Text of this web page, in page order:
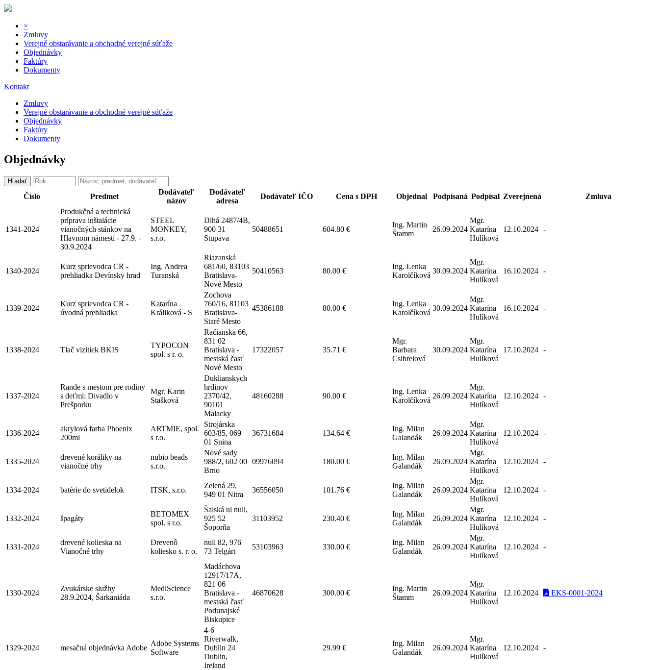
×
Zmluvy
Verejné obstarávanie a obchodné verejné súťaže
Objednávky
Faktúry
Dokumenty
Kontakt
Zmluvy
Verejné obstarávanie a obchodné verejné súťaže
Objednávky
Faktúry
Dokumenty
Objednávky
Hľadať
Číslo Predmet
Dodávateľ
názov
Dodávateľ
adresa
Dodávateľ IČO Cena s DPH Objednal Podpísaná Podpísal Zverejnená Zmluva
1341-2024
Produkčná a technická
príprava inštalácie
vianočných stánkov na
Hlavnom námestí - 27.9. -
30.9.2024
STEEL
MONKEY,
s.r.o.
Dlhá 2487/4B,
900 31
Stupava
50488651 604.80 €
Ing. Martin
Štamm
26.09.2024
Mgr.
Katarína
Hulíková
12.10.2024 -
1340-2024
Kurz sprievodca CR -
prehliadka Devínsky hrad
Ing. Andrea
Turanská
Riazanská
681/60, 83103
Bratislava-
Nové Mesto
50410563 80.00 €
Ing. Lenka
Karolčíková
30.09.2024
Mgr.
Katarína
Hulíková
16.10.2024 -
1339-2024
Kurz sprievodca CR -
úvodná prehliadka
Katarína
Králiková - S
Zochova
760/16, 81103
Bratislava-
Staré Mesto
45386188 80.00 €
Ing. Lenka
Karolčíková
30.09.2024
Mgr.
Katarína
Hulíková
16.10.2024 -
1338-2024 Tlač vizitiek BKIS
TYPOCON
spol. s r. o.
Račianska 66,
831 02
Bratislava -
mestská časť
Nové Mesto
17322057 35.71 €
Mgr.
Barbara
Csibreiová
30.09.2024
Mgr.
Katarína
Hulíková
17.10.2024 -
1337-2024
Rande s mestom pre rodiny
s deťmi: Divadlo v
Prešporku
Mgr. Karin
Stašková
Duklianskych
hrdinov
2370/42,
90101
Malacky
48160288 90.00 €
Ing. Lenka
Karolčíková
26.09.2024
Mgr.
Katarína
Hulíková
12.10.2024 -
1336-2024
akrylová farba Phoenix
200ml
ARTMIE, spol.
s r.o.
Strojárska
603/85, 069
01 Snina
36731684 134.64 €
Ing. Milan
Galandák
26.09.2024
Mgr.
Katarína
Hulíková
12.10.2024 -
1335-2024
drevené koráliky na
vianočné trhy
nubio beads
s.r.o.
Nové sady
988/2, 602 00
Brno
09976094 180.00 €
Ing. Milan
Galandák
26.09.2024
Mgr.
Katarína
Hulíková
12.10.2024 -
1334-2024 batérie do svetidelok ITSK, s.r.o.
Zelená 29,
949 01 Nitra
36556050 101.76 €
Ing. Milan
Galandák
26.09.2024
Mgr.
Katarína
Hulíková
12.10.2024 -
1332-2024 špagáty
BETOMEX
spol. s r.o.
Šalská ul null,
925 52
Šoporňa
31103952 230.40 €
Ing. Milan
Galandák
26.09.2024
Mgr.
Katarína
Hulíková
12.10.2024 -
1331-2024
drevené kolieska na
Vianočné trhy
Drevenô
koliesko s. r. o.
null 82, 976
73 Telgárt
53103963 330.00 €
Ing. Milan
Galandák
26.09.2024
Mgr.
Katarína
Hulíková
12.10.2024 -
1330-2024
Zvukárske služby
28.9.2024, Šarkaniáda
MediScience
s.r.o.
Madáchova
12917/17A,
821 06
Bratislava -
mestská časť
Podunajské
Biskupice
46870628 300.00 €
Ing. Martin
Štamm
26.09.2024
Mgr.
Katarína
Hulíková
12.10.2024 EKS-0001-2024
1329-2024 mesačná objednávka Adobe
Adobe Systems
Software
4-6
Riverwalk,
Dublin 24
Dublin,
Ireland
29.99 €
Ing. Milan
Galandák
26.09.2024
Mgr.
Katarína
Hulíková
12.10.2024 -